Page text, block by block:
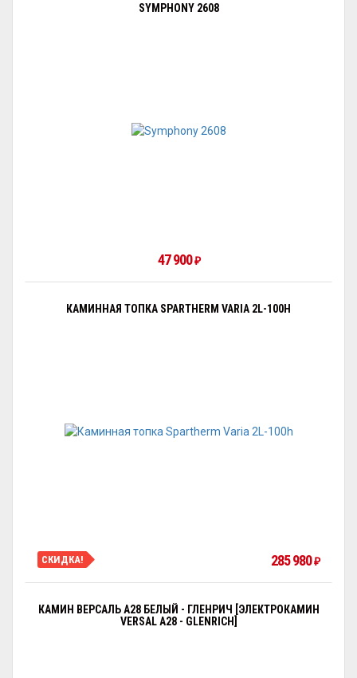
SYMPHONY 2608
47 900₽
КАМИННАЯ ТОПКА SPARTHERM VARIA 2L-100H
СКИДКА! 285 980₽
КАМИН ВЕРСАЛЬ A28 БЕЛЫЙ - ГЛЕНРИЧ [ЭЛЕКТРОКАМИН
VERSAL А28 - GLENRICH]